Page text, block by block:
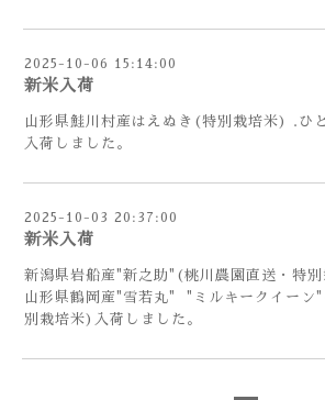
2025-10-06 15:14:00
新米入荷
山形県鮭川村産はえぬき(特別栽培米) .ひ
入荷しました。
2025-10-03 20:37:00
新米入荷
新潟県岩船産"新之助"(桃川農園直送・特別
山形県鶴岡産"雪若丸" "ミルキークイーン
別栽培米)入荷しました。